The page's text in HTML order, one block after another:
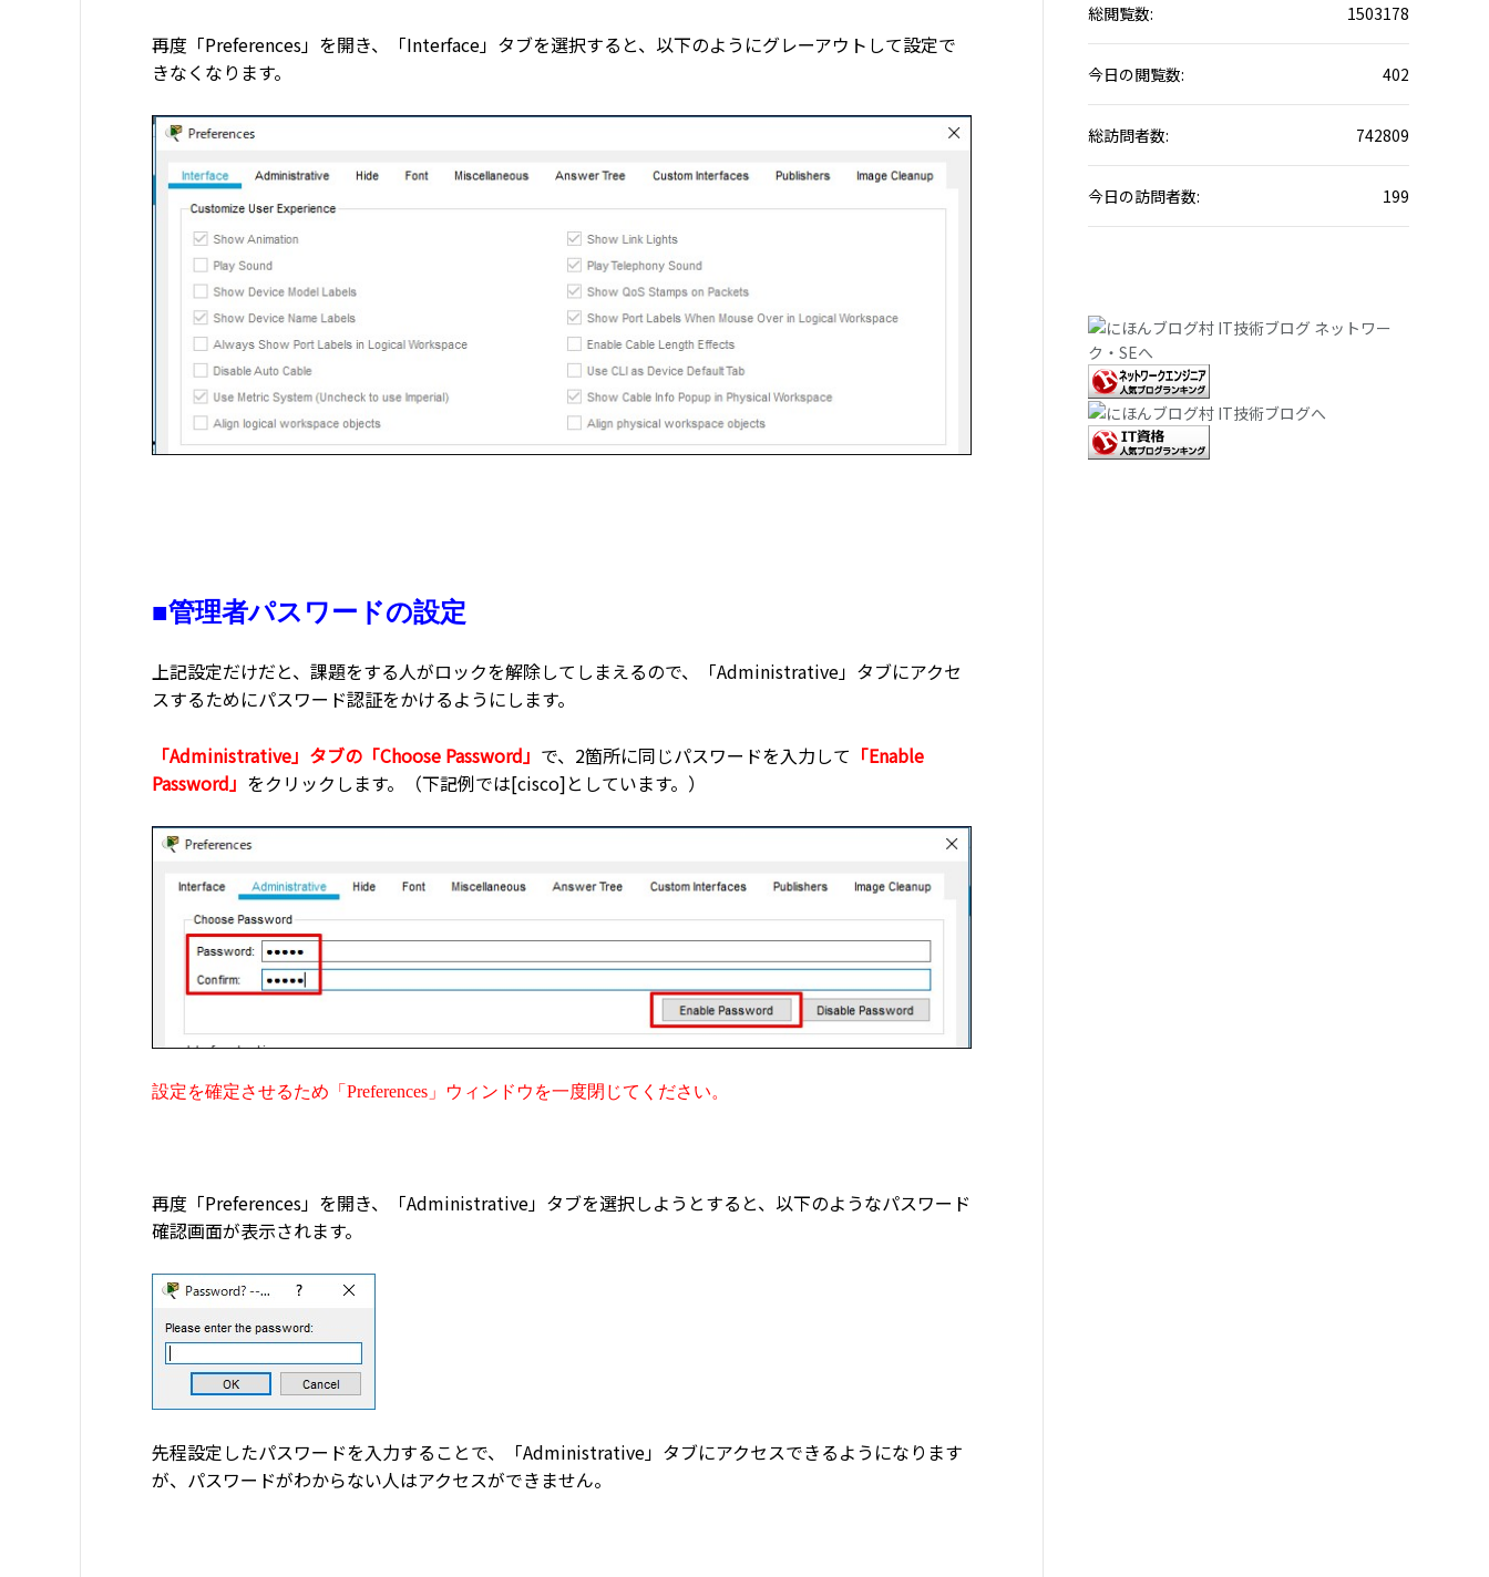
再度「Preferences」を開き、「Interface」タブを選択すると、以下のようにグレーアウトして設定で
きなくなります。
■管理者パスワードの設定
上記設定だけだと、課題をする人がロックを解除してしまえるので、「Administrative」タブにアクセ
スするためにパスワード認証をかけるようにします。
「Administrative」タブの「Choose Password」 で、2箇所に同じパスワードを入力して 「Enable
Password」 をクリックします。（下記例では[cisco]としています。）
設定を確定させるため「Preferences」ウィンドウを一度閉じてください。
再度「Preferences」を開き、「Administrative」タブを選択しようとすると、以下のようなパスワード
確認画面が表示されます。
先程設定したパスワードを入力することで、「Administrative」タブにアクセスできるようになります
が、パスワードがわからない人はアクセスができません。
1503178
総閲覧数:
402
今日の閲覧数:
742809
総訪問者数:
199
今日の訪問者数: